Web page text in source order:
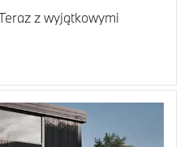
z wyjątkowymi